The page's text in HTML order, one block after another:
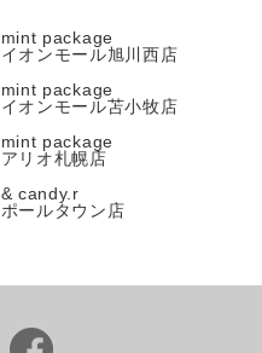
mint package
イオンモール旭川西店
mint package
イオンモール苫小牧店
mint package
アリオ札幌店
& candy.r
ポールタウン店